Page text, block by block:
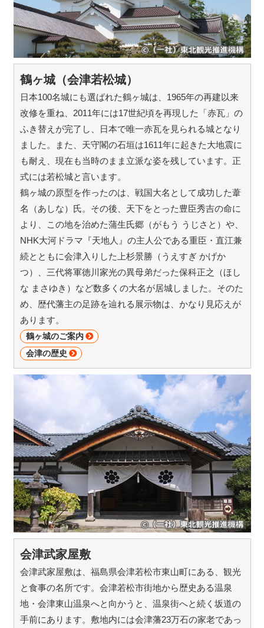
鶴ヶ城（会津若松城）
日本100名城にも選ばれた鶴ヶ城は、1965年の再建以来
改修を重ね、2011年には17世紀頃を再現した「赤瓦」の
ふき替えが完了し、日本で唯一赤瓦を見られる城となり
ました。また、天守閣の石垣は1611年に起きた大地震に
も耐え、現在も当時のまま立派な姿を残しています。正
式には若松城と言います。
鶴ヶ城の原型を作ったのは、戦国大名として成功した葦
名（あしな）氏。その後、天下をとった豊臣秀吉の命に
より、この地を治めた蒲生氏郷（がもう うじさと）や、
NHK大河ドラマ『天地人』の主人公である重臣・直江兼
続とともに会津入りした上杉景勝（うえすぎ かげか
つ）、三代将軍徳川家光の異母弟だった保科正之（ほし
な まさゆき）など数多くの大名が居城しました。そのた
め、歴代藩主の足跡を辿れる展示物は、かなり見応えが
あります。
鶴ヶ城のご案内
会津の歴史
会津武家屋敷
会津武家屋敷は、福島県会津若松市東山町にある、観光
と食事の名所です。会津若松市街地から歴史ある温泉
地・会津東山温泉へと向かうと、温泉街へと続く坂道の
手前にあります。敷地内には会津藩23万石の家老であっ